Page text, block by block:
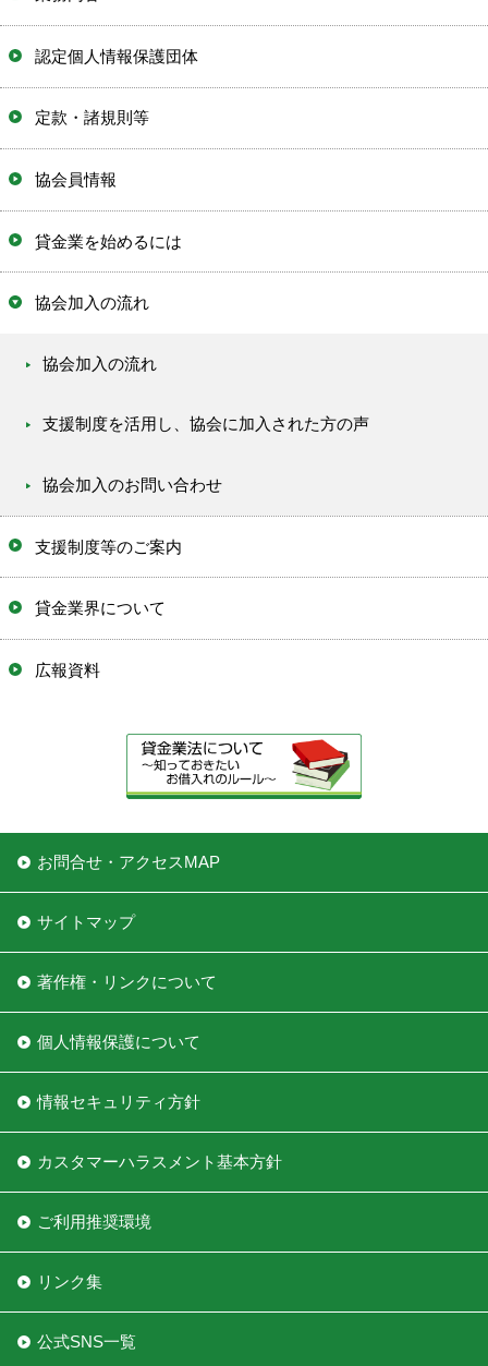
認定個人情報保護団体
定款・諸規則等
協会員情報
貸金業を始めるには
協会加入の流れ
協会加入の流れ
支援制度を活用し、協会に加入された方の声
協会加入のお問い合わせ
支援制度等のご案内
貸金業界について
広報資料
お問合せ・アクセスMAP
サイトマップ
著作権・リンクについて
個人情報保護について
情報セキュリティ方針
カスタマーハラスメント基本方針
ご利用推奨環境
リンク集
公式SNS一覧